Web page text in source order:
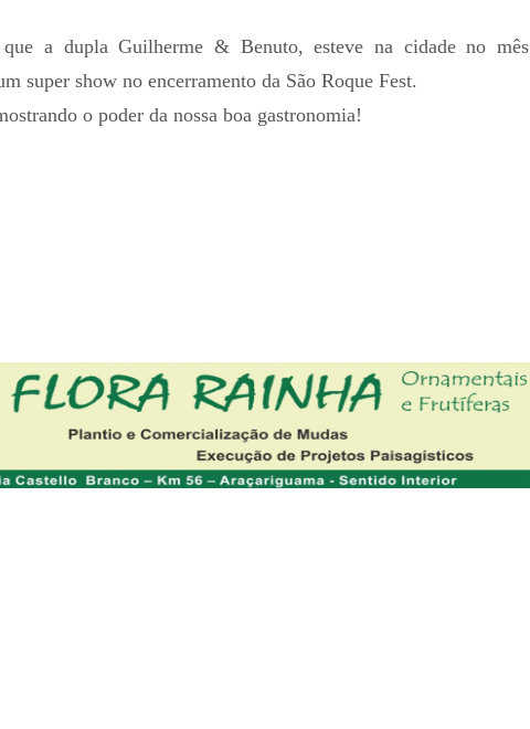
que a dupla Guilherme & Benuto, esteve na cidade no mês
super show no encerramento da São Roque Fest.
o poder da nossa boa gastronomia!